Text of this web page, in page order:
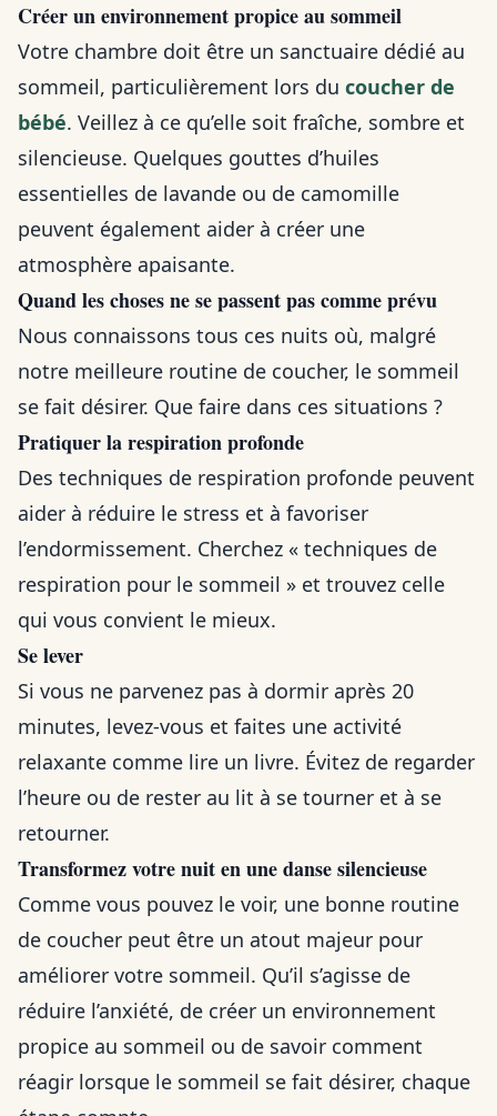
Créer un environnement propice au sommeil
Votre chambre doit être un sanctuaire dédié au
sommeil, particulièrement lors du coucher de
bébé. Veillez à ce qu’elle soit fraîche, sombre et
silencieuse. Quelques gouttes d’huiles
essentielles de lavande ou de camomille
peuvent également aider à créer une
atmosphère apaisante.
Quand les choses ne se passent pas comme prévu
Nous connaissons tous ces nuits où, malgré
notre meilleure routine de coucher, le sommeil
se fait désirer. Que faire dans ces situations ?
Pratiquer la respiration profonde
Des techniques de respiration profonde peuvent
aider à réduire le stress et à favoriser
l’endormissement. Cherchez « techniques de
respiration pour le sommeil » et trouvez celle
qui vous convient le mieux.
Se lever
Si vous ne parvenez pas à dormir après 20
minutes, levez-vous et faites une activité
relaxante comme lire un livre. Évitez de regarder
l’heure ou de rester au lit à se tourner et à se
retourner.
Transformez votre nuit en une danse silencieuse
Comme vous pouvez le voir, une bonne routine
de coucher peut être un atout majeur pour
améliorer votre sommeil. Qu’il s’agisse de
réduire l’anxiété, de créer un environnement
propice au sommeil ou de savoir comment
réagir lorsque le sommeil se fait désirer, chaque